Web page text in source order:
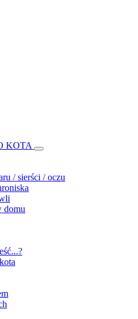
KOTA
/ sierści / oczu
domu